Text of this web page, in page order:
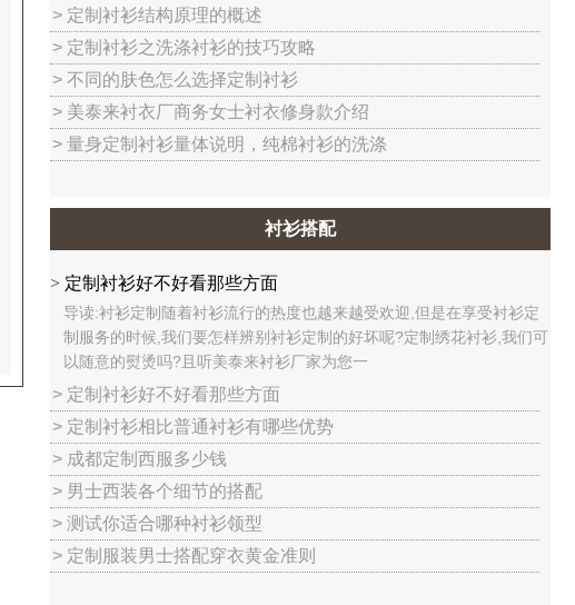
> 定制衬衫结构原理的概述
> 定制衬衫之洗涤衬衫的技巧攻略
> 不同的肤色怎么选择定制衬衫
> 美泰来衬衣厂商务女士衬衣修身款介绍
> 量身定制衬衫量体说明，纯棉衬衫的洗涤
衬衫搭配
> 定制衬衫好不好看那些方面
导读:衬衫定制随着衬衫流行的热度也越来越受欢迎,但是在享受衬衫定
制服务的时候,我们要怎样辨别衬衫定制的好坏呢?定制绣花衬衫,我们可
以随意的熨烫吗?且听美泰来衬衫厂家为您一
> 定制衬衫好不好看那些方面
> 定制衬衫相比普通衬衫有哪些优势
> 成都定制西服多少钱
> 男士西装各个细节的搭配
> 测试你适合哪种衬衫领型
> 定制服装男士搭配穿衣黄金准则